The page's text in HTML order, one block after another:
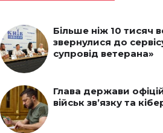
Більше ніж 10 тисяч
звернулися до
супровід ветерана»
Глава держави
військ зв’язку та